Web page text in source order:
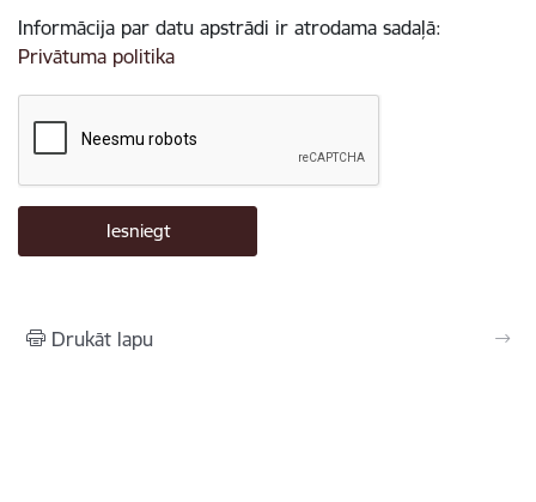
Informācija par datu apstrādi ir atrodama sadaļā:
Privātuma politika
Drukāt lapu